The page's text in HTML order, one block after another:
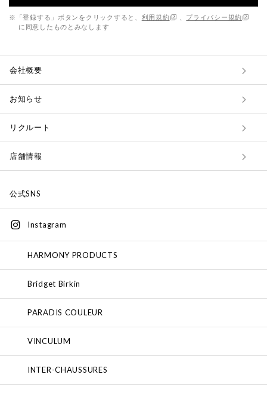
※「登録する」ボタンをクリックすると、 利用規約
プライバシー規約
に同意したものとみなします
会社概要
お知らせ
リクルート
店舗情報
公式SNS
Instagram
HARMONY PRODUCTS
Bridget Birkin
PARADIS COULEUR
VINCULUM
INTER-CHAUSSURES